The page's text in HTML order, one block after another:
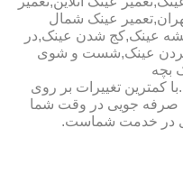
عینک شمال
عینک,کج شدن عینک,در
کردن عینک,شست و شوی
بچه
کمترین تغییرات بر روی
صرفه جویی در وقت شما
در خدمت شماست.